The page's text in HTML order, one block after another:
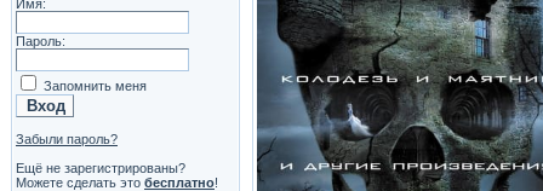
Имя:
Пароль:
Запомнить меня
Забыли пароль?
Ещё не зарегистрированы?
Можете сделать это бесплатно!